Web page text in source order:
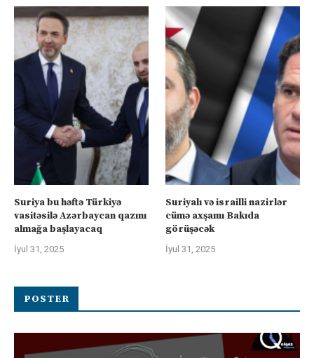
Suriya bu həftə Türkiyə
vasitəsilə Azərbaycan qazını
almağa başlayacaq
İyul 31, 2025
Suriyalı və israilli nazirlər
cümə axşamı Bakıda
görüşəcək
İyul 31, 2025
POSTER